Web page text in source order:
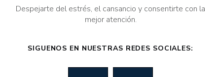
Despejarte del estrés, el cansancio y consentirte con la
mejor atención.
SIGUENOS EN NUESTRAS REDES SOCIALES: